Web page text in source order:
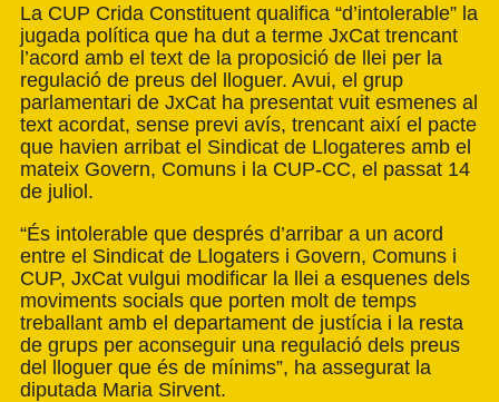
La CUP Crida Constituent qualifica “d’intolerable” la
jugada política que ha dut a terme JxCat trencant
l’acord amb el text de la proposició de llei per la
regulació de preus del lloguer. Avui, el grup
parlamentari de JxCat ha presentat vuit esmenes al
text acordat, sense previ avís, trencant així el pacte
que havien arribat el Sindicat de Llogateres amb el
mateix Govern, Comuns i la CUP-CC, el passat 14
de juliol.
“És intolerable que després d’arribar a un acord
entre el Sindicat de Llogaters i Govern, Comuns i
CUP, JxCat vulgui modificar la llei a esquenes dels
moviments socials que porten molt de temps
treballant amb el departament de justícia i la resta
de grups per aconseguir una regulació dels preus
del lloguer que és de mínims”, ha assegurat la
diputada Maria Sirvent.